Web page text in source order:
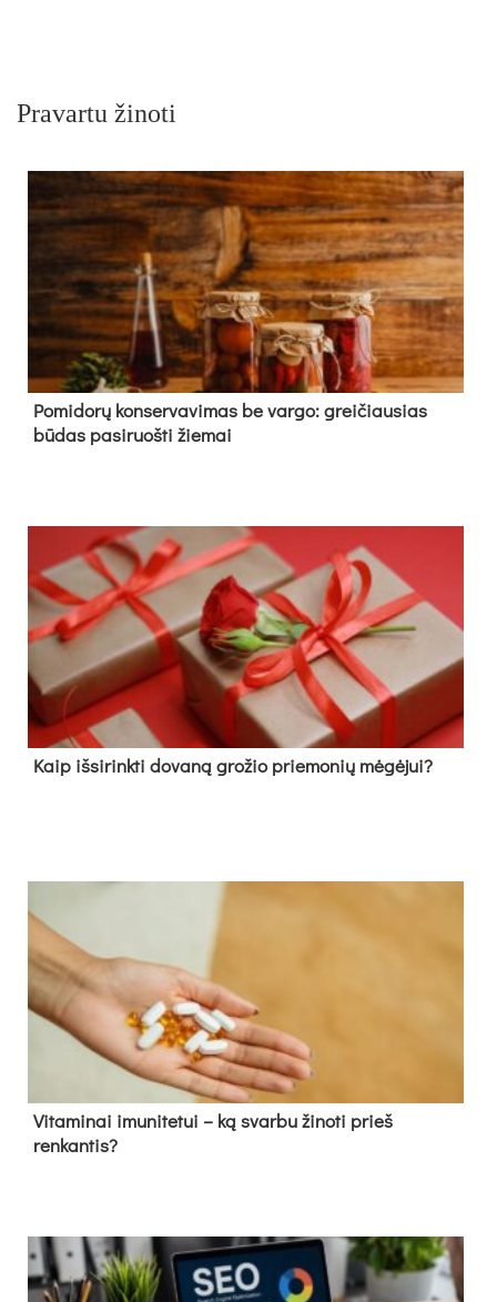
Pravartu žinoti
Pomidorų konservavimas be vargo: greičiausias
būdas pasiruošti žiemai
Kaip išsirinkti dovaną grožio priemonių mėgėjui?
Vitaminai imunitetui – ką svarbu žinoti prieš
renkantis?